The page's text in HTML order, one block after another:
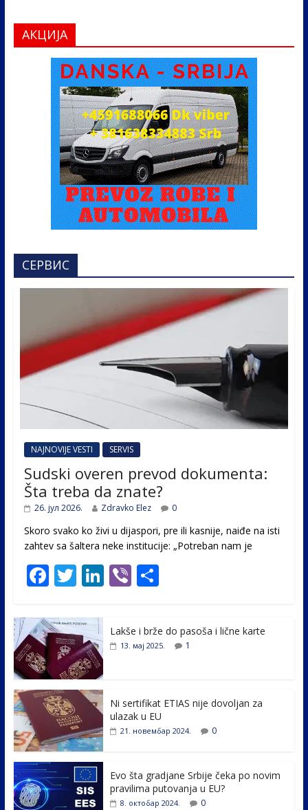
АКЦИЈА
СЕРВИС
NAJNOVIJE VESTI SERVIS
Sudski overen prevod dokumenta:
Šta treba da znate?
26. јул 2026. Zdravko Elez 0
Skoro svako ko živi u dijaspori, pre ili kasnije, naiđe na isti
zahtev sa šaltera neke institucije: „Potreban nam je
F
e
b
o
o
k
T
itt
er
Li
e
Vi S
e
Lakše i brže do pasoša i lične karte
13. мај 2025. 1
Ni sertifikat ETIAS nije dovoljan za
ulazak u EU
21. новембар 2024. 0
Evo šta gradjane Srbije čeka po novim
pravilima putovanja u EU?
8. октобар 2024. 0